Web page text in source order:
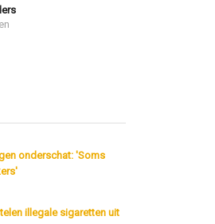
onderschat: 'Soms
illegale sigaretten uit